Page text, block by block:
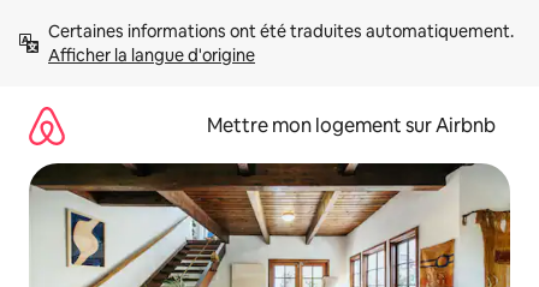
directement
Afficher la langue d'origine
Mettre mon logement sur Airbnb